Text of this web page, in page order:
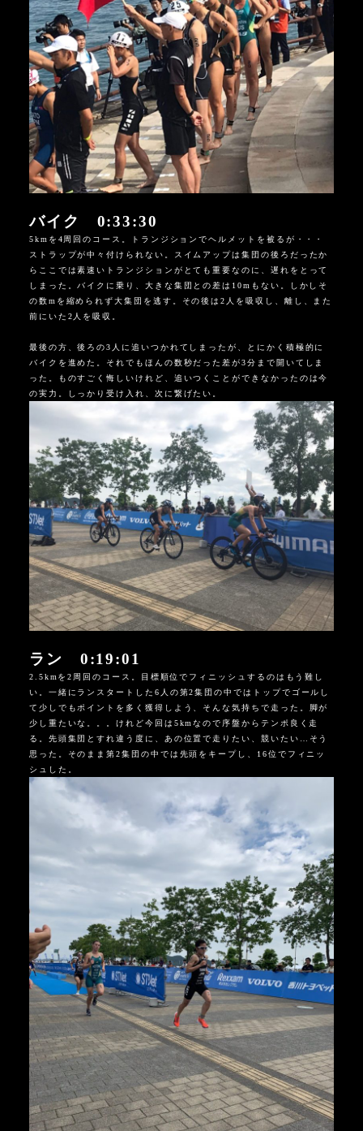
バイク 0:33:30
5kmを4周回のコース。トランジションでヘルメットを被るが・・・
ストラップが中々付けられない。スイムアップは集団の後ろだったか
らここでは素速いトランジションがとても重要なのに、遅れをとって
しまった。バイクに乗り、大きな集団との差は10mもない。しかしそ
の数mを縮められず大集団を逃す。その後は2人を吸収し、離し、また
前にいた2人を吸収。
最後の方、後ろの3人に追いつかれてしまったが、とにかく積極的に
バイクを進めた。それでもほんの数秒だった差が3分まで開いてしま
った。ものすごく悔しいけれど、追いつくことができなかったのは今
の実力。しっかり受け入れ、次に繋げたい。
ラン 0:19:01
2.5kmを2周回のコース。目標順位でフィニッシュするのはもう難し
い。 一緒にランスタートした6人の第2集団の中ではトップでゴールし
て少しでもポイントを多く獲得しよう、そんな気持ちで走った。脚が
少し重たいな。。。けれど今回は5kmなので序盤からテンポ良く走
る。先頭集団とすれ違う度に、あの位置で走りたい、競いたい…そう
思った。そのまま第2集団の中では先頭をキープし、16位でフィニッ
シュした。